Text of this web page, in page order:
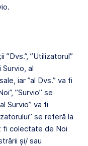
”Utilizatorul”
al
iar ”al Dvs.” va fi
”Survio” se
Survio” va fi
se referă la
fi colectate de Noi
și/ sau